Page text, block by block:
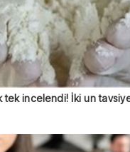
tek incelendi! İki un